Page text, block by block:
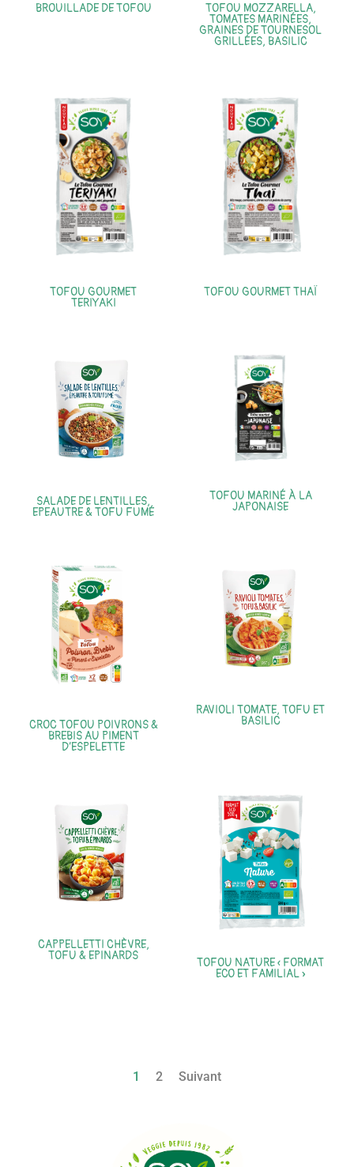
BROUILLADE DE TOFOU
TOFOU MOZZARELLA,
TOMATES MARINÉES,
GRAINES DE TOURNESOL
GRILLÉES, BASILIC
TOFOU GOURMET
TERIYAKI
TOFOU GOURMET THAÏ
SALADE DE LENTILLES,
EPEAUTRE & TOFU FUMÉ
TOFOU MARINÉ À LA
JAPONAISE
CROC TOFOU POIVRONS &
BREBIS AU PIMENT
D’ESPELETTE
RAVIOLI TOMATE, TOFU ET
BASILIC
CAPPELLETTI CHÈVRE,
TOFU & EPINARDS
TOFOU NATURE « FORMAT
ECO ET FAMILIAL »
1 2 Suivant